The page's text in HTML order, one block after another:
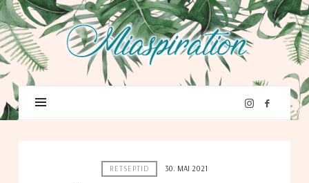
RETSEPTID 30. MAI 2021